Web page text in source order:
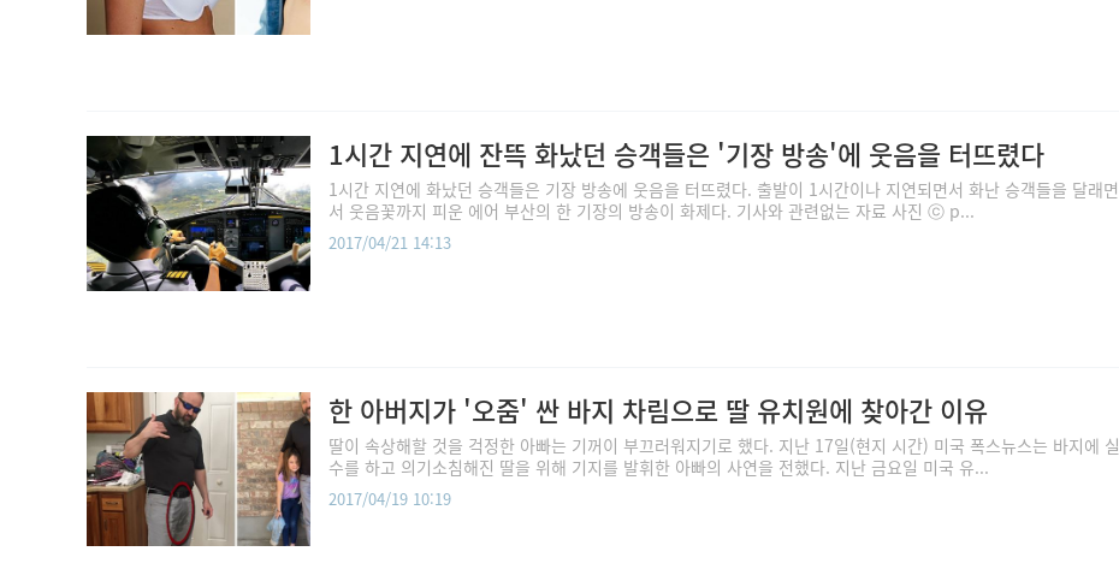
1시간 지연에 잔뜩 화났던 승객들은 '기장 방송'에 웃음을 터뜨렸다
1시간 지연에 화났던 승객들은 기장 방송에 웃음을 터뜨렸다. 출발이 1시간이나 지연되면서 화난 승객들을 달래면
서 웃음꽃까지 피운 에어 부산의 한 기장의 방송이 화제다. 기사와 관련없는 자료 사진 ⓒ p...
2017/04/21 14:13
한 아버지가 '오줌' 싼 바지 차림으로 딸 유치원에 찾아간 이유
딸이 속상해할 것을 걱정한 아빠는 기꺼이 부끄러워지기로 했다. 지난 17일(현지 시간) 미국 폭스뉴스는 바지에 실
수를 하고 의기소침해진 딸을 위해 기지를 발휘한 아빠의 사연을 전했다. 지난 금요일 미국 유...
2017/04/19 10:19